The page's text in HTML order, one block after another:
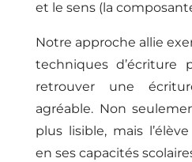
et le sens (la
Notre approche allie
techniques d’écriture
retrouver une
agréable. Non
plus lisible, mais
en ses capacités